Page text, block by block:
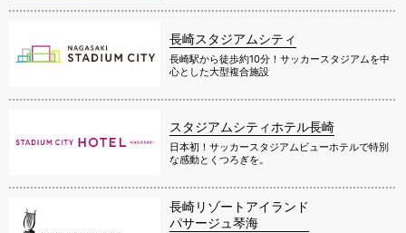
長崎スタジアムシティ
長崎駅から徒歩約10分！サッカースタジアムを中
心とした大型複合施設
スタジアムシティホテル長崎
日本初！サッカースタジアムビューホテルで特別
な感動とくつろぎを。
長崎リゾートアイランド
パサージュ琴海